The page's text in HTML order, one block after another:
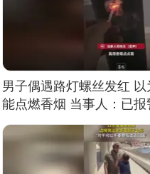
男子偶遇路灯螺丝发红
能点燃香烟 当事人：已报